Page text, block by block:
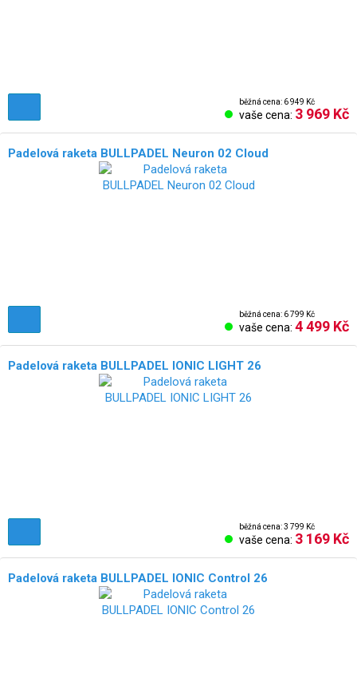
běžná cena: 6 949 Kč
vaše cena: 3 969 Kč
Padelová raketa BULLPADEL Neuron 02 Cloud
běžná cena: 6 799 Kč
vaše cena: 4 499 Kč
Padelová raketa BULLPADEL IONIC LIGHT 26
běžná cena: 3 799 Kč
vaše cena: 3 169 Kč
Padelová raketa BULLPADEL IONIC Control 26